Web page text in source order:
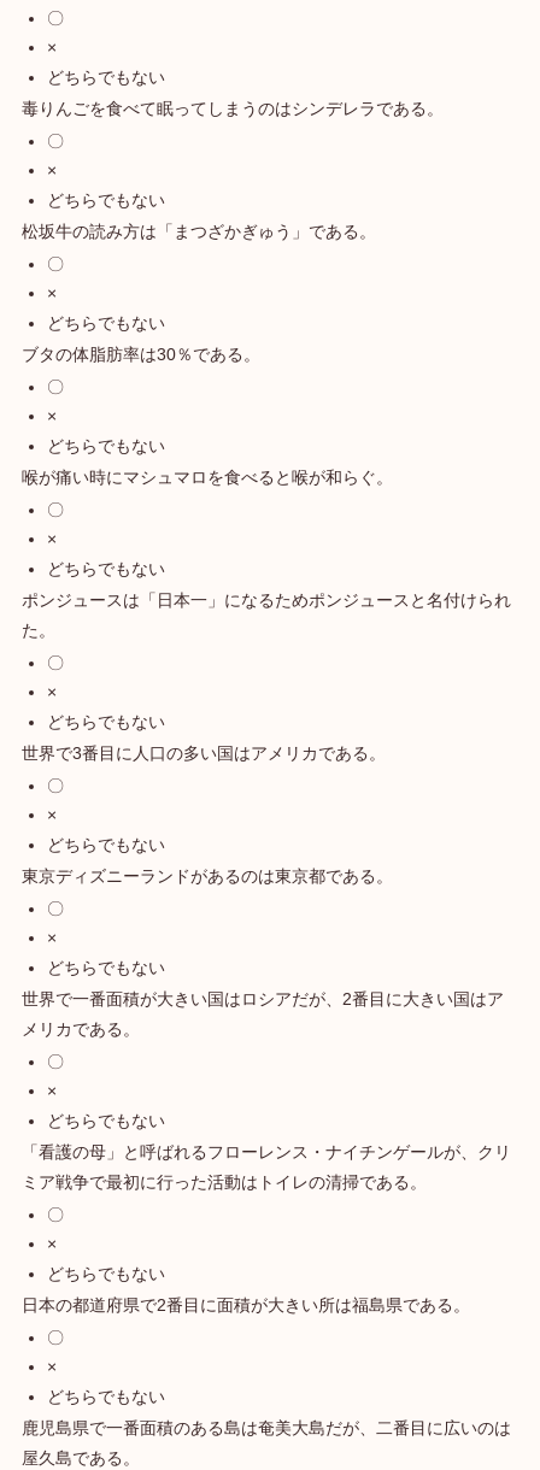
〇
×
どちらでもない
毒りんごを食べて眠ってしまうのはシンデレラである。
〇
×
どちらでもない
松坂牛の読み方は「まつざかぎゅう」である。
〇
×
どちらでもない
ブタの体脂肪率は30％である。
〇
×
どちらでもない
喉が痛い時にマシュマロを食べると喉が和らぐ。
〇
×
どちらでもない
ポンジュースは「日本一」になるためポンジュースと名付けられ
た。
〇
×
どちらでもない
世界で3番目に人口の多い国はアメリカである。
〇
×
どちらでもない
東京ディズニーランドがあるのは東京都である。
〇
×
どちらでもない
世界で一番面積が大きい国はロシアだが、2番目に大きい国はア
メリカである。
〇
×
どちらでもない
「看護の母」と呼ばれるフローレンス・ナイチンゲールが、クリ
ミア戦争で最初に行った活動はトイレの清掃である。
〇
×
どちらでもない
日本の都道府県で2番目に面積が大きい所は福島県である。
〇
×
どちらでもない
鹿児島県で一番面積のある島は奄美大島だが、二番目に広いのは
屋久島である。